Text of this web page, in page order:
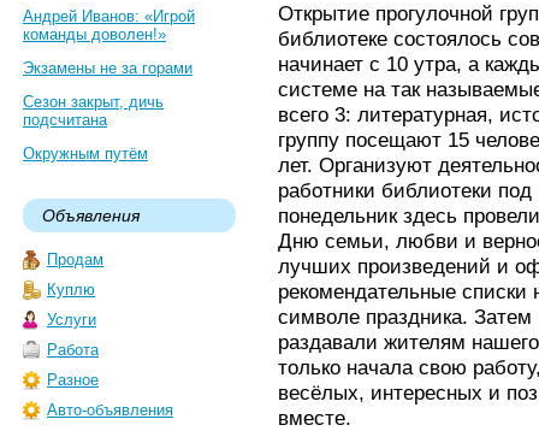
Андрей Иванов: «Игрой
команды доволен!»
Экзамены не за горами
Сезон закрыт, дичь
подсчитана
Окружным путём
Объявления
Продам
Куплю
Услуги
Работа
Разное
Авто-объявления
Открытие прогулочной
библиотеке состоялось
начинает с 10 утра, а
системе на так
всего 3: литературная,
группу посещают 15
лет. Организуют
работники библиотеки
понедельник здесь
Дню семьи, любви и
лучших произведений и
рекомендательные
символе праздника. Затем
раздавали жителям
только начала свою
весёлых, интересных и
вместе.